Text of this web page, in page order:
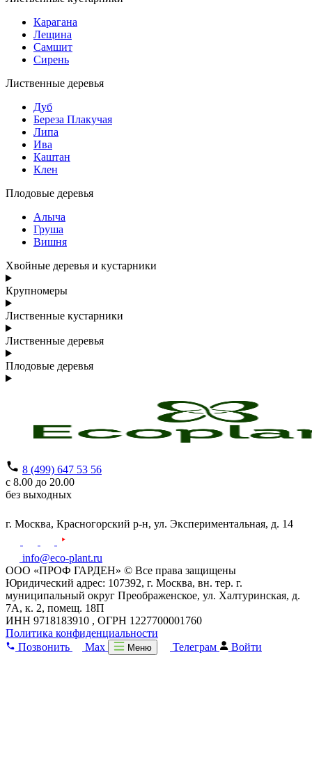
Карагана
Лещина
Самшит
Сирень
Лиственные деревья
Дуб
Береза Плакучая
Липа
Ива
Каштан
Клен
Плодовые деревья
Алыча
Груша
Вишня
Хвойные деревья и кустарники
Крупномеры
Лиственные кустарники
Лиственные деревья
Плодовые деревья
8 (499) 647 53 56
с 8.00 до 20.00
без выходных
г. Москва, Красногорский р-н, ул. Экспериментальная, д. 14
info@eco-plant.ru
ООО «ПРОФ ГАРДЕН» © Все права защищены
Юридический адрес: 107392, г. Москва, вн. тер. г.
муниципальный округ Преображенское, ул. Халтуринская, д.
7А, к. 2, помещ. 18П
ИНН 9718183910 , ОГРН 1227700001760
Политика конфиденциальности
Позвонить
Max Меню Телеграм Войти